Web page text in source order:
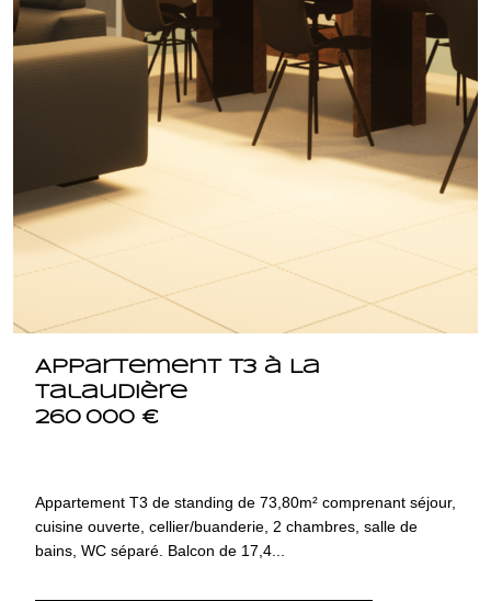
Appartement T3 à La
Talaudière
260 000 €
Appartement T3 de standing de 73,80m² comprenant séjour,
cuisine ouverte, cellier/buanderie, 2 chambres, salle de
bains, WC séparé. Balcon de 17,4...